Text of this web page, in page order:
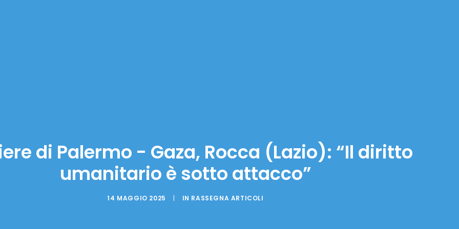
di Palermo - Gaza, Rocca (Lazio): “Il diritto
umanitario è sotto attacco”
14 MAGGIO 2025 | IN RASSEGNA ARTICOLI